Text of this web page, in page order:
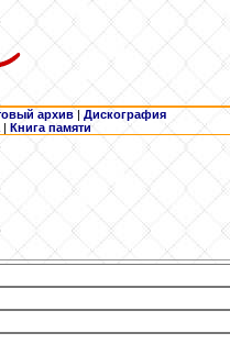
архив | Дискография
| Книга памяти